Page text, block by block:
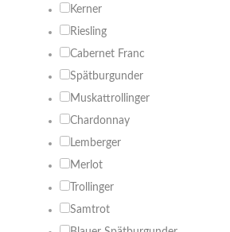
Kerner
Riesling
Cabernet Franc
Spätburgunder
Muskattrollinger
Chardonnay
Lemberger
Merlot
Trollinger
Samtrot